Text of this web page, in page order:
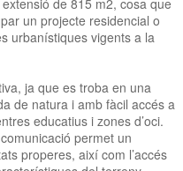
un projecte residencial o
urbanístiques vigents a la
ja que es troba en una
de natura i amb fàcil accés a
educatius i zones d’oci.
permet un
properes, així com l’accés